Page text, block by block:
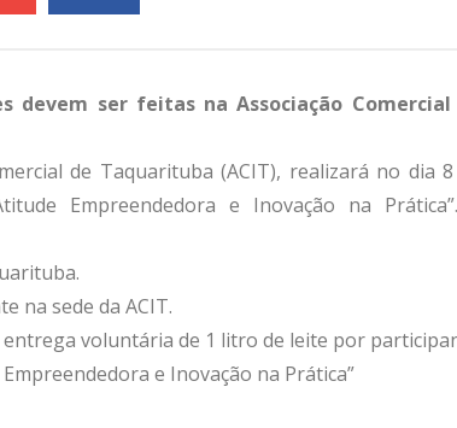
devem ser feitas na Associação Comercial
de Taquarituba (ACIT), realizará no dia
Empreendedora e Inovação na
na sede da ACIT.
voluntária de 1 litro de leite por
e Inovação na Prática”